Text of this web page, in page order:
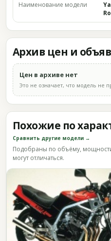
Наименование модели
Архив цен и
Цен в архиве нет
Это не означает, что модель не
Похожие по
Сравнить другие модели →
Подобраны по объёму,
могут отличаться.